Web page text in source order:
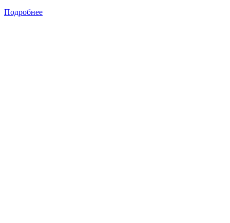
Подробнее